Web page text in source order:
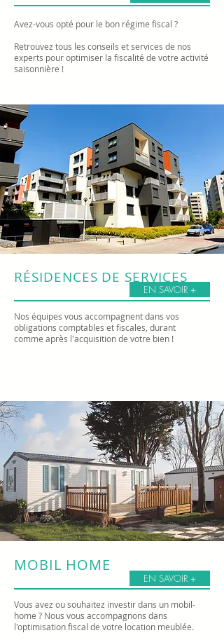
Avez-vous opté pour le bon régime fiscal ?
Retrouvez tous les conseils et services de nos
experts pour optimiser la fiscalité de votre activité
saisonnière !
RÉSIDENCES DE SERVICES
EN SAVOIR +
Nos équipes vous accompagnent dans vos
obligations comptables et fiscales, durant
comme après l'acquisition de votre bien !
MOBIL HOME
EN SAVOIR +
Vous avez ou souhaitez investir dans un mobil-
home ? Nous vous accompagnons dans
l'optimisation fiscal de votre location meublée.